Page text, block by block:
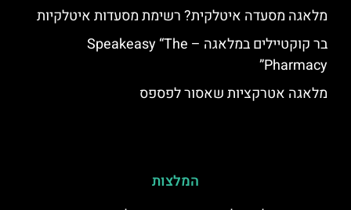
מלאגה מסעדה איטלקית? רשימת מסעדות איטלקיות
בר קוקטיילים במלאגה – Speakeasy “The
Pharmacy”
מלאגה אטרקציות שאסור לפספס
המלצות